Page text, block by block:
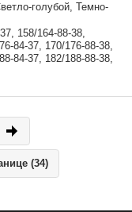
голубой, Темно-
158/164-88-38,
84-37, 170/176-88-38,
84-37, 182/188-88-38,
(34)